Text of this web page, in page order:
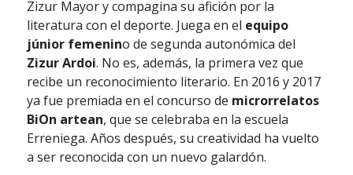
Zizur Mayor y compagina su afición por la
literatura con el deporte. Juega en el equipo
júnior femenino de segunda autonómica del
Zizur Ardoi. No es, además, la primera vez que
recibe un reconocimiento literario. En 2016 y 2017
ya fue premiada en el concurso de microrrelatos
BiOn artean, que se celebraba en la escuela
Erreniega. Años después, su creatividad ha vuelto
a ser reconocida con un nuevo galardón.